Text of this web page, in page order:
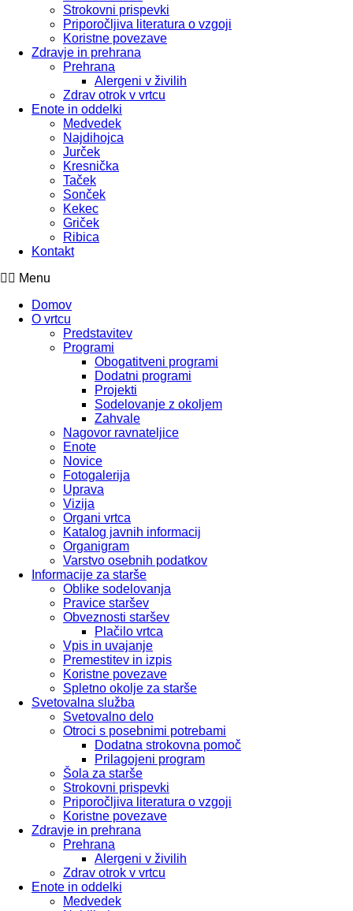
Strokovni prispevki
Priporočljiva literatura o vzgoji
Koristne povezave
Zdravje in prehrana
Prehrana
Alergeni v živilih
Zdrav otrok v vrtcu
Enote in oddelki
Medvedek
Najdihojca
Jurček
Kresnička
Taček
Sonček
Kekec
Griček
Ribica
Kontakt
Menu
Domov
O vrtcu
Predstavitev
Programi
Obogatitveni programi
Dodatni programi
Projekti
Sodelovanje z okoljem
Zahvale
Nagovor ravnateljice
Enote
Novice
Fotogalerija
Uprava
Vizija
Organi vrtca
Katalog javnih informacij
Organigram
Varstvo osebnih podatkov
Informacije za starše
Oblike sodelovanja
Pravice staršev
Obveznosti staršev
Plačilo vrtca
Vpis in uvajanje
Premestitev in izpis
Koristne povezave
Spletno okolje za starše
Svetovalna služba
Svetovalno delo
Otroci s posebnimi potrebami
Dodatna strokovna pomoč
Prilagojeni program
Šola za starše
Strokovni prispevki
Priporočljiva literatura o vzgoji
Koristne povezave
Zdravje in prehrana
Prehrana
Alergeni v živilih
Zdrav otrok v vrtcu
Enote in oddelki
Medvedek